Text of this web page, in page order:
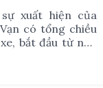
xuất hiện của
có tổng chiều
bắt đầu từ ngã